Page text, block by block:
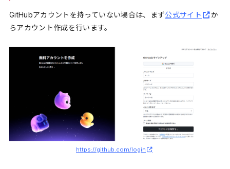
GitHubアカウントを持っていない場合は、まず公式サイト
か
らアカウント作成を行います。
https://github.com/login